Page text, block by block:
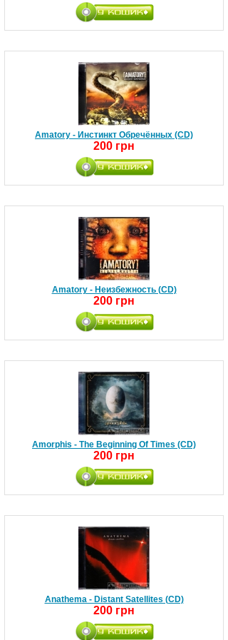
Amatory - Инстинкт Обречённых (CD)
200 грн
Amatory - Неизбежность (CD)
200 грн
Amorphis - The Beginning Of Times (CD)
200 грн
Anathema - Distant Satellites (CD)
200 грн